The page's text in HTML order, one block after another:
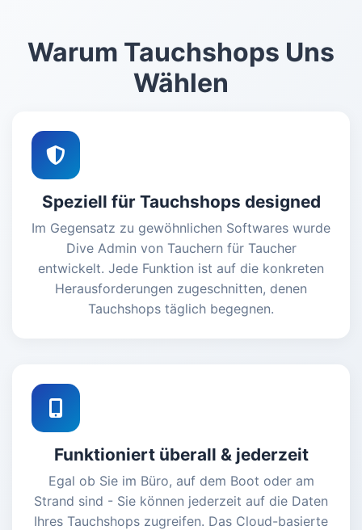
Warum Tauchshops Uns
Wählen
Speziell für Tauchshops designed
Im Gegensatz zu gewöhnlichen Softwares wurde
Dive Admin von Tauchern für Taucher
entwickelt. Jede Funktion ist auf die konkreten
Herausforderungen zugeschnitten, denen
Tauchshops täglich begegnen.
Funktioniert überall & jederzeit
Egal ob Sie im Büro, auf dem Boot oder am
Strand sind - Sie können jederzeit auf die Daten
Ihres Tauchshops zugreifen. Das Cloud-basierte